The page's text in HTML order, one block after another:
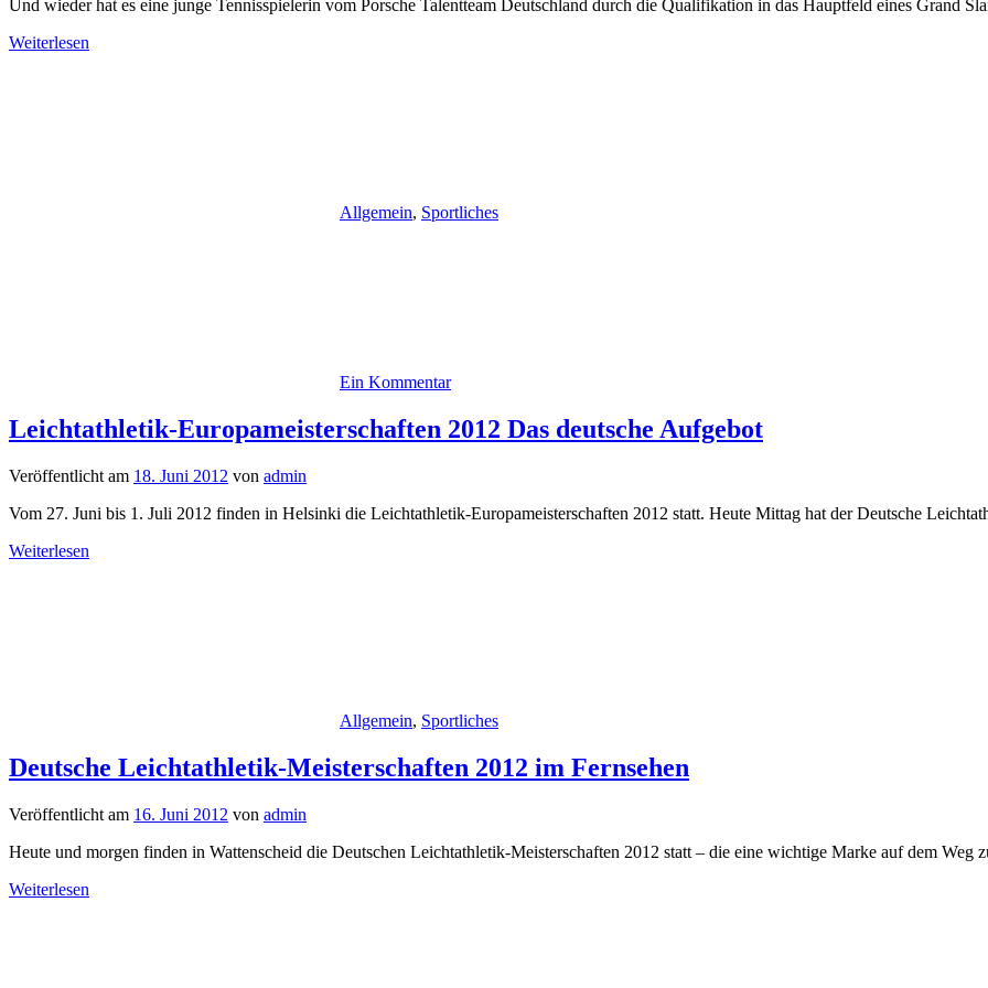
Und wieder hat es eine junge Tennisspielerin vom Porsche Talentteam Deutschland durch die Qualifikation in das Hauptfeld eines Grand
Weiterlesen
Allgemein, Sportliches
Ein Kommentar
Leichtathletik-Europameisterschaften 2012 Das deutsche Aufgebot
Veröffentlicht am 18. Juni 2012 von admin
Vom 27. Juni bis 1. Juli 2012 finden in Helsinki die Leichtathletik-Europameisterschaften 2012 statt. Heute Mittag hat der Deutsche
Weiterlesen
Allgemein, Sportliches
Deutsche Leichtathletik-Meisterschaften 2012 im Fernsehen
Veröffentlicht am 16. Juni 2012 von admin
Heute und morgen finden in Wattenscheid die Deutschen Leichtathletik-Meisterschaften 2012 statt – die eine wichtige Marke auf dem Weg
Weiterlesen